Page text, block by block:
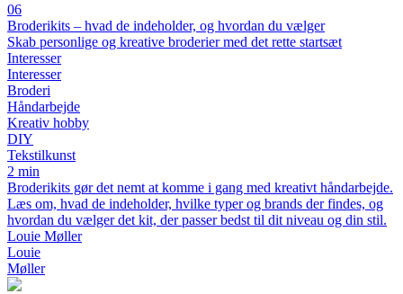
06
Broderikits – hvad de indeholder, og hvordan du vælger
Skab personlige og kreative broderier med det rette startsæt
Interesser
Interesser
Broderi
Håndarbejde
Kreativ hobby
DIY
Tekstilkunst
2 min
Broderikits gør det nemt at komme i gang med kreativt håndarbejde.
Læs om, hvad de indeholder, hvilke typer og brands der findes, og
hvordan du vælger det kit, der passer bedst til dit niveau og din stil.
Louie Møller
Louie
Møller